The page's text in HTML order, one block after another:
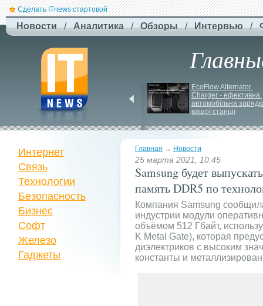
Сделать ITnews стартовой
Новости / Аналитика / Обзоры / Интервью /
платною через високі
витрати на роботу ІІ
EcoFlow Alternator
Charger - ефективна
автомобільна
вашої станції
Главная → Новости
25 марта 2021, 10:45
Samsung будет
память DDR5 по
Компания Samsung
индустрии модули
объёмом 512 Гбайт,
K Metal Gate), которая
диэлектриков с высоким
константы и
Интернет
Связь
Технологии
Безопасность
Бизнес
Софт
Железо
Гаджеты